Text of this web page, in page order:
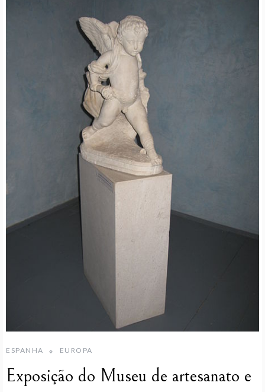
ESPANHA EUROPA
Exposição do Museu de artesanato e